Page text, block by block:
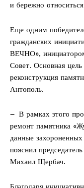
и бережно
Еще одним
гражданских
ВЕЧНО»,
Совет. Основная
реконструкция
Антополь.
– В рамках этого
ремонт памятника
данные
пояснил
Михаил Щербач.